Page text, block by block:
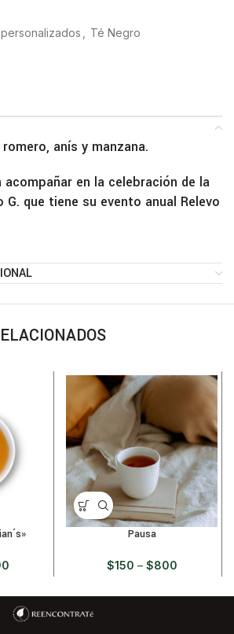
Té Negro
anís y manzana.
acompañar en la celebración de la
que tiene su evento anual Relevo
Pausa
$150 – $800